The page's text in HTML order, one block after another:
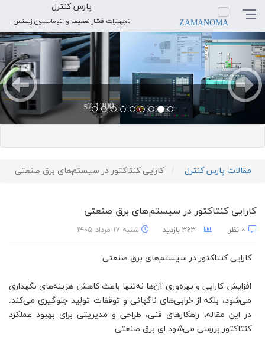
پارس کنترل
تجهیزات فشار ضعیف و اتوماسیون زیمنس
پارس کنترل
بعدی
مقالات پارس کنترل کارایی کنتاکتور در سیستم‌های برق صنعتی
کارایی کنتاکتور در سیستم‌های برق صنعتی
شنبه ۱۷ مرداد ۱۴۰۵
کارایی کنتاکتور در سیستم‌های برق صنعتی
افزایش کارایی و بهره‌وری آن‌ها نه‌تنها باعث کاهش هزینه‌های نگهداری
می‌شود، بلکه از خرابی‌های ناگهانی و توقفات تولید جلوگیری می‌کند.
در این مقاله، راهکارهای فنی، طراحی و مدیریتی برای بهبود عملکرد
کنتاکتور بررسی می‌شود.ای برق صنعتی